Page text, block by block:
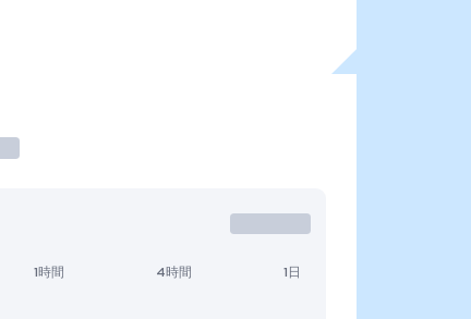
1時間 4時間 1日